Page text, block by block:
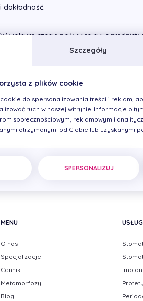
i dokładność.
W wolnym czasie poświęca się
MENU
O nas
Specjalizacje
Cennik
Metamorfozy
Blog
Szczegóły
z plików cookie
do spersonalizowania treści i reklam,
ruch w naszej witrynie. Informacje o
społecznościowym, reklamowym i
otrzymanymi od Ciebie lub uzyskanymi
SPERSONALIZUJ